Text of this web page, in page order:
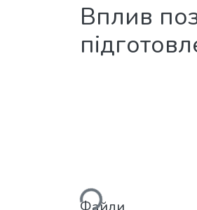
Вплив
Вантажиться...